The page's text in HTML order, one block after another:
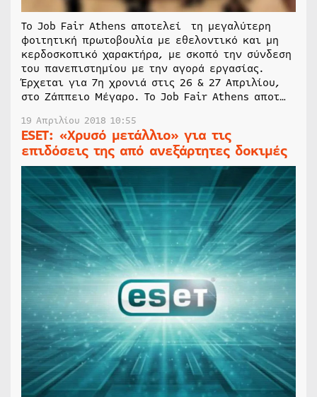
Το Job Fair Athens αποτελεί τη μεγαλύτερη
φοιτητική πρωτοβουλία με εθελοντικό και μη
κερδοσκοπικό χαρακτήρα, με σκοπό την σύνδεση
του πανεπιστημίου με την αγορά εργασίας.
Έρχεται για 7η χρονιά στις 26 & 27 Απριλίου,
στο Ζάππειο Μέγαρο. Το Job Fair Athens αποτ…
19 Απριλίου 2018 10:55
ESET: «Χρυσό μετάλλιο» για τις
επιδόσεις της από ανεξάρτητες δοκιμές